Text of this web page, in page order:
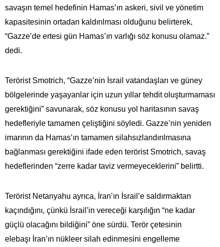
savaşın temel hedefinin Hamas’ın askeri, sivil ve yönetim
kapasitesinin ortadan kaldırılması olduğunu belirterek,
“Gazze’de ertesi gün Hamas’ın varlığı söz konusu olamaz.”
dedi.
Terörist Smotrich, “Gazze’nin İsrail vatandaşları ve güney
bölgelerinde yaşayanlar için uzun yıllar tehdit oluşturmaması
gerektiğini” savunarak, söz konusu yol haritasının savaş
hedefleriyle tamamen çeliştiğini söyledi. Gazze’nin yeniden
imarının da Hamas’ın tamamen silahsızlandırılmasına
bağlanması gerektiğini ifade eden terörist Smotrich, savaş
hedeflerinden “zerre kadar taviz vermeyeceklerini” belirtti.
Terörist Netanyahu ayrıca, İran’ın İsrail’e saldırmaktan
kaçındığını, çünkü İsrail’in vereceği karşılığın “ne kadar
güçlü olacağını bildiğini” öne sürdü. Terör çetesinin
elebaşı İran’ın nükleer silah edinmesini engelleme